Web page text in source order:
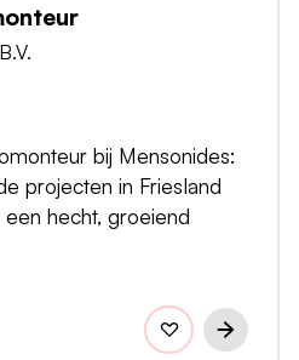
bij Mensonides:
projecten in Friesland
hecht, groeiend